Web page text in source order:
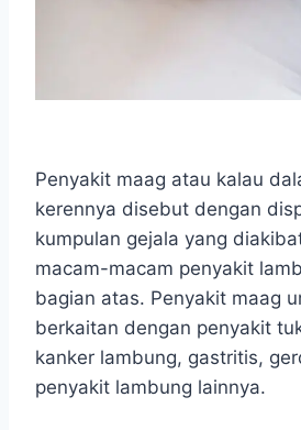
Penyakit maag atau kalau
kerennya disebut dengan
kumpulan gejala yang
macam-macam penyakit
bagian atas. Penyakit maag
berkaitan dengan penyakit
kanker lambung, gastritis,
penyakit lambung lainnya.